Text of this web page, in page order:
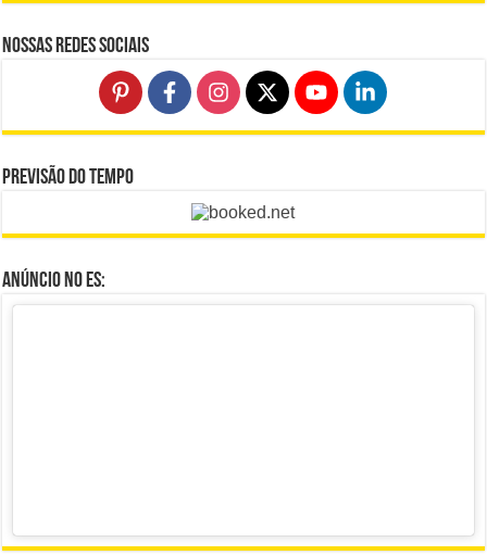
Nossas Redes Sociais
Previsão do Tempo
Anúncio no ES: